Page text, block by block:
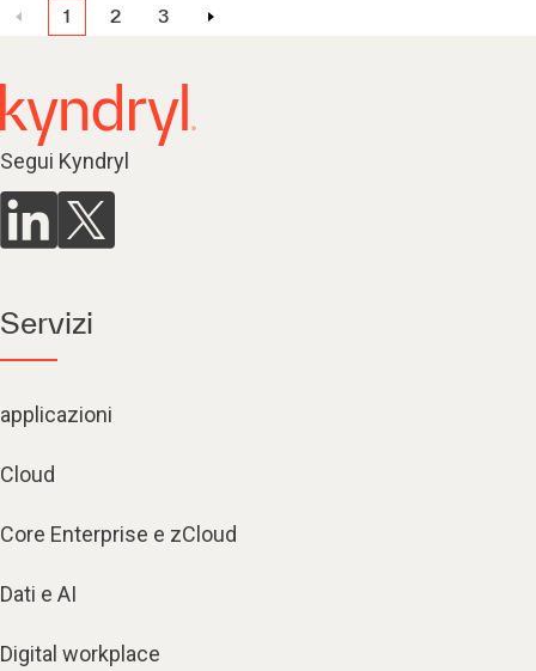
1 2 3
Segui Kyndryl
Servizi
applicazioni
Cloud
Core Enterprise e zCloud
Dati e AI
Digital workplace